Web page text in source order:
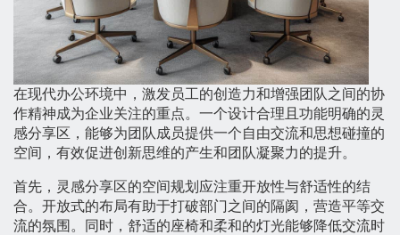
在现代办公环境中，激发员工的创造力和增强团队之间的协
作精神成为企业关注的重点。一个设计合理且功能明确的灵
感分享区，能够为团队成员提供一个自由交流和思想碰撞的
空间，有效促进创新思维的产生和团队凝聚力的提升。
首先，灵感分享区的空间规划应注重开放性与舒适性的结
合。开放式的布局有助于打破部门之间的隔阂，营造平等交
流的氛围。同时，舒适的座椅和柔和的灯光能够降低交流时